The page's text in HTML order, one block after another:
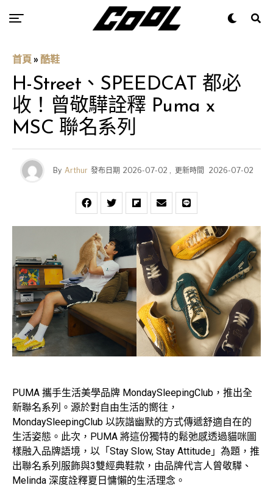
首頁 » 酷鞋
H-Street、SPEEDCAT 都必
收！曾敬驊詮釋 Puma x
MSC 聯名系列
By Arthur 發布日期 2026-07-02 , 更新時間 2026-07-02
PUMA 攜手生活美學品牌 MondaySleepingClub，推出全
新聯名系列。源於對自由生活的嚮往，
MondaySleepingClub 以詼諧幽默的方式傳遞舒適自在的
生活姿態。此次，PUMA 將這份獨特的鬆弛感透過貓咪圖
樣融入品牌語境，以「Stay Slow, Stay Attitude」為題，推
出聯名系列服飾與3雙經典鞋款，由品牌代言人曾敬驊、
Melinda 深度詮釋夏日慵懶的生活理念。